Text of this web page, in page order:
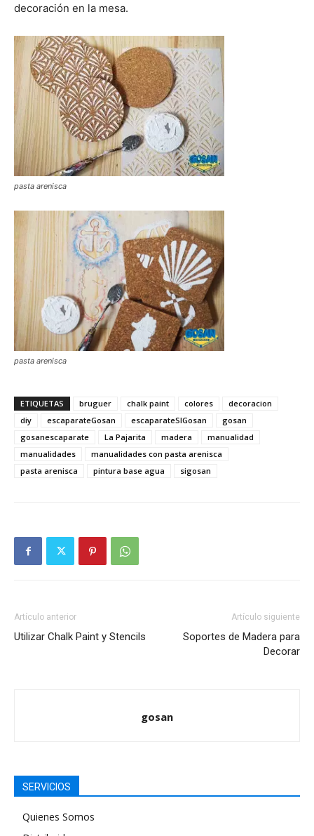
decoración en la mesa.
pasta arenisca
pasta arenisca
ETIQUETAS bruguer chalk paint colores
decoracion
diy
escaparateGosan escaparateSIGosan
gosan
gosanescaparate
La Pajarita madera
manualidad
manualidades
manualidades con pasta arenisca
pasta arenisca
pintura base agua sigosan
Artículo anterior
Utilizar Chalk Paint y Stencils
Artículo siguiente
Soportes de Madera para
Decorar
gosan
SERVICIOS
Quienes Somos